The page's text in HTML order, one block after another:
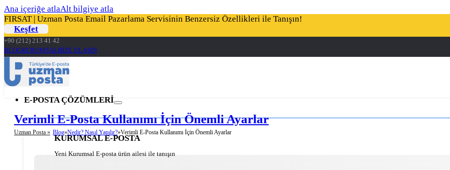
Ana içeriğe atlaAlt bilgiye atla
FIRSAT | Uzman Posta Email Pazarlama Servisinin Benzersiz Özellikleri ile Tanışın!
Keşfet
+90 (212) 213 41 42
BLOGKURUMSALBİZE ULAŞIN
E-POSTA ÇÖZÜMLERİ
KURUMSAL E-POSTA
Yeni Kurumsal E-posta ürün ailesi ile tanışın
Verimli E-Posta Kullanımı İçin Önemli Ayarlar
Uzman Posta » Blog Nedir? Nasıl Yapılır? Verimli E-Posta Kullanımı İçin Önemli Ayarlar